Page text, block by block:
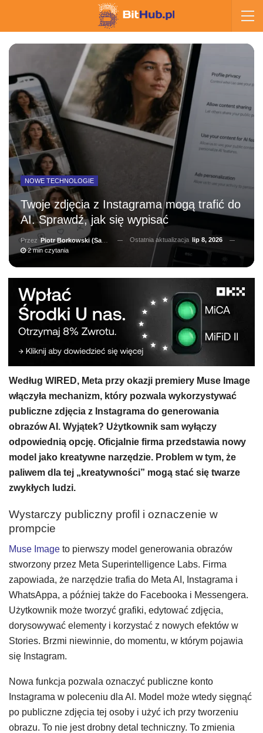
NOWE TECHNOLOGIE
Twoje zdjęcia z Instagrama mogą trafić do
AI. Sprawdź, jak się wypisać
PrzezPiotr Borkowski (Salernitano) Ostatnia aktualizacja lip 8, 2026
2 min czytania
Według WIRED, Meta przy okazji premiery Muse Image
włączyła mechanizm, który pozwala wykorzystywać
publiczne zdjęcia z Instagrama do generowania
obrazów AI. Wyjątek? Użytkownik sam wyłączy
odpowiednią opcję. Oficjalnie firma przedstawia nowy
model jako kreatywne narzędzie. Problem w tym, że
paliwem dla tej „kreatywności” mogą stać się twarze
zwykłych ludzi.
Wystarczy publiczny profil i oznaczenie w
prompcie
Muse Image to pierwszy model generowania obrazów
stworzony przez Meta Superintelligence Labs. Firma
zapowiada, że narzędzie trafia do Meta AI, Instagrama i
WhatsAppa, a później także do Facebooka i Messengera.
Użytkownik może tworzyć grafiki, edytować zdjęcia,
dorysowywać elementy i korzystać z nowych efektów w
Stories. Brzmi niewinnie, do momentu, w którym pojawia
się Instagram.
Nowa funkcja pozwala oznaczyć publiczne konto
Instagrama w poleceniu dla AI. Model może wtedy sięgnąć
po publiczne zdjęcia tej osoby i użyć ich przy tworzeniu
obrazu. To nie jest drobny detal techniczny. To zmienia